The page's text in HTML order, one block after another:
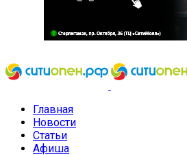
Главная
Новости
Статьи
Афиша